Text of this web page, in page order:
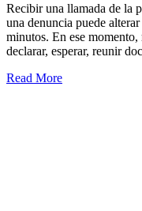
Recibir una llamada de la
una denuncia puede
minutos. En ese momento,
declarar, esperar, reunir
Read More